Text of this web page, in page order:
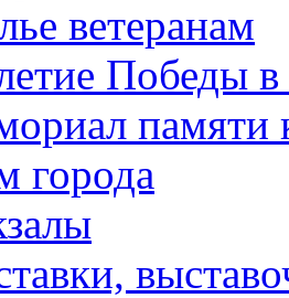
ветеранам
Победы
памяти
города